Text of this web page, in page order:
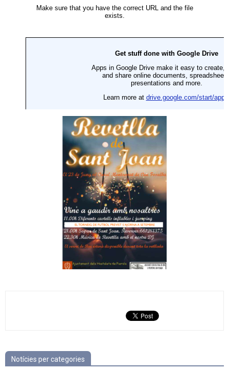
Notícies per categories